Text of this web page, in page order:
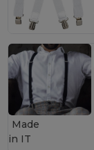
Made
in IT